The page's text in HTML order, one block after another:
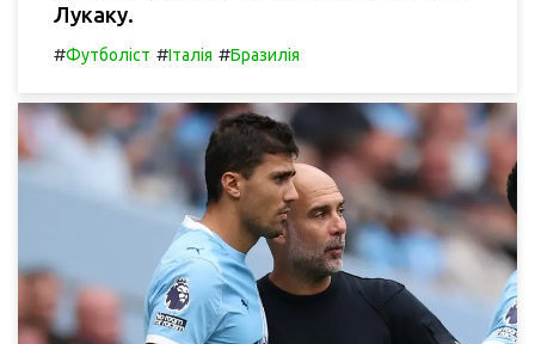
Лукаку.
#Футболіст #Італія #Бразилія